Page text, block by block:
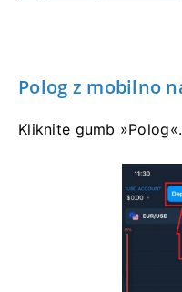
Polog z mobilno
Kliknite gumb »Polog«.